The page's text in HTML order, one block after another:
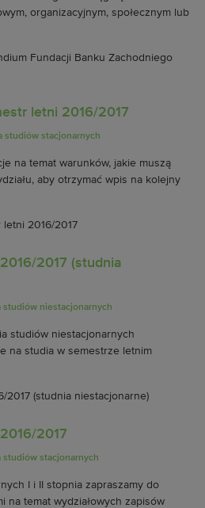
organizacyjnym, społecznym lub
letni 2016/2017
studiów stacjonarnych
na temat warunków, jakie muszą
aby otrzymać wpis na kolejny
2017 (studnia
studiów niestacjonarnych
studiów niestacjonarnych
na studia w semestrze letnim
2017
studiów stacjonarnych
I i II stopnia zapraszamy do
na temat wydziałowych zapisów